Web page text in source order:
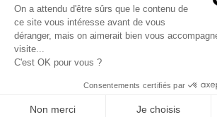
© CLSO Tout droits réservés